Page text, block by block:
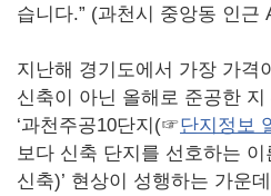
습니다.” (과천시 중앙동 인근
지난해 경기도에서 가장 가격
신축이 아닌 올해로 준공한
‘과천주공10단지(☞단지정보
보다 신축 단지를 선호하는 이
신축)’ 현상이 성행하는 가운